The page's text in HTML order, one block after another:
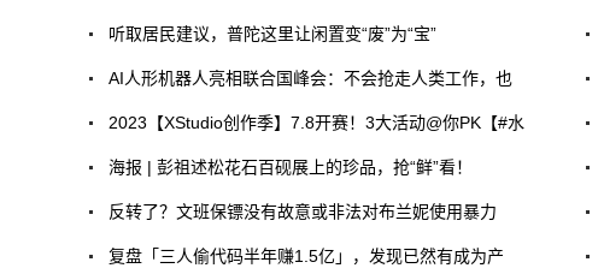
听取居民建议，普陀这里让闲置变“废”为“宝”
AI人形机器人亮相联合国峰会：不会抢走人类工作，也
2023【XStudio创作季】7.8开赛！3大活动@你PK【#水
海报 | 彭祖述松花石百砚展上的珍品，抢“鲜”看！
反转了？文班保镖没有故意或非法对布兰妮使用暴力
复盘「三人偷代码半年赚1.5亿」，发现已然有成为产